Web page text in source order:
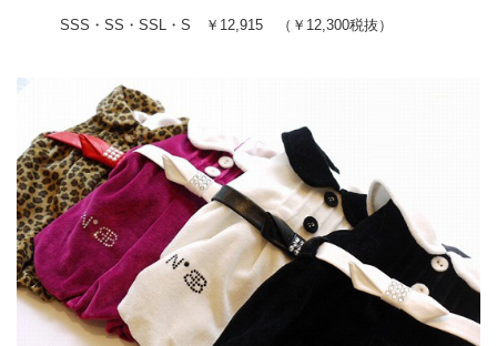
SSS・SS・SSL・S ￥12,915 （￥12,300税抜）